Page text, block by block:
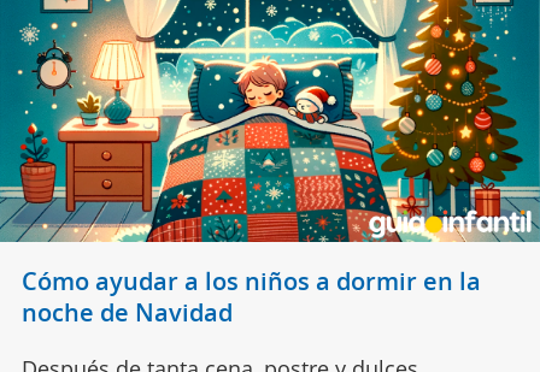
Cómo ayudar a los niños a dormir en la
noche de Navidad